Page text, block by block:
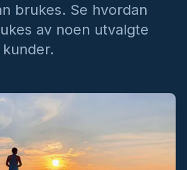
brukes. Se hvordan
av noen utvalgte
kunder.